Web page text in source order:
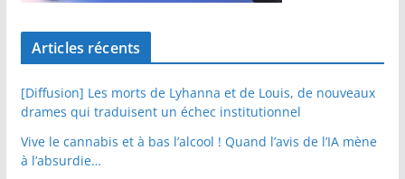
Articles récents
[Diffusion] Les morts de Lyhanna et de Louis, de nouveaux
drames qui traduisent un échec institutionnel
Vive le cannabis et à bas l’alcool ! Quand l’avis de l’IA mène
à l’absurdie…